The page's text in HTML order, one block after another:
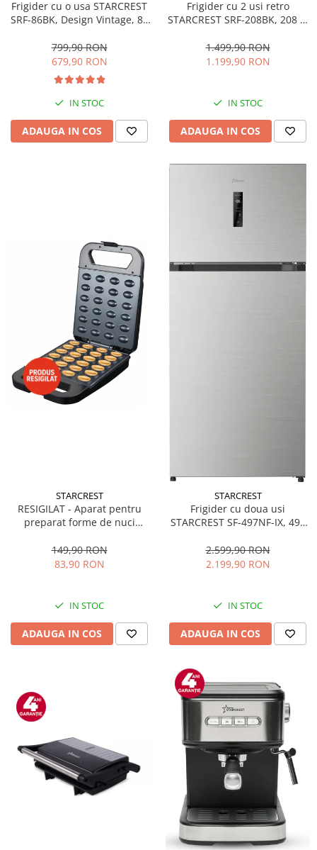
Frigider cu o usa STARCREST
SRF-86BK, Design Vintage, 85
interioara, H 84 cm, Negru
799,90 RON
679,90 RON
IN STOC
ADAUGA IN COS
Frigider cu 2 usi retro
STARCREST SRF-208BK, 208 L,
Iluminare LED, Termostat
Reglabil, H 147 cm, Negru
1.499,90 RON
1.199,90 RON
IN STOC
ADAUGA IN COS
STARCREST
RESIGILAT - Aparat pentru
preparat forme de nuci
forme, 1400W, Indicator
luminos, Placi antiaderente,
149,90 RON
83,90 RON
IN STOC
ADAUGA IN COS
STARCREST
Frigider cu doua usi
STARCREST SF-497NF-IX, 497
Inverter, Clasa E, Display,
Functie super racire, Blocare
2.599,90 RON
2.199,90 RON
IN STOC
ADAUGA IN COS